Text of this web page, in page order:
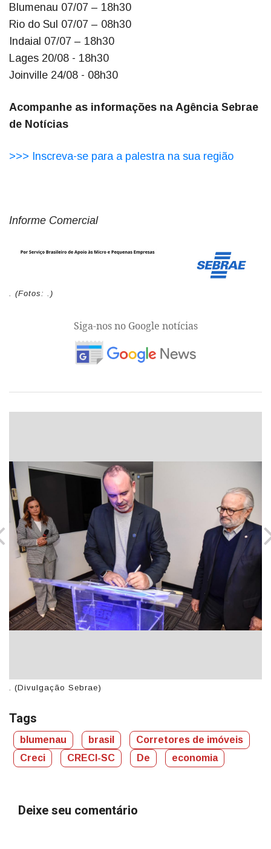
Blumenau 07/07 – 18h30
Rio do Sul 07/07 – 08h30
Indaial 07/07 – 18h30
Lages 20/08 - 18h30
Joinville 24/08 - 08h30
Acompanhe as informações na Agência Sebrae
de Notícias
>>> Inscreva-se para a palestra na sua região
Informe Comercial
. (Fotos: .)
Siga-nos no Google notícias
. (Divulgação Sebrae)
Tags
blumenau brasil
Corretores de imóveis
Creci
CRECI-SC De economia
Deixe seu comentário